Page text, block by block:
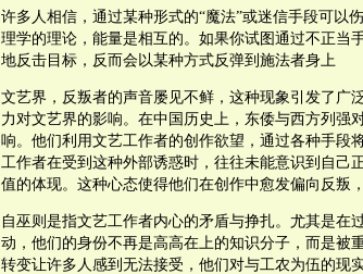
许多人相信，通过某种形式的“魔法”或迷信手段可以
理学的理论，能量是相互的。如果你试图通过不正当
地反击目标，反而会以某种方式反弹到施法者身上
文艺界，反叛者的声音屡见不鲜，这种现象引发了广
力对文艺界的影响。在中国历史上，东倭与西方列强
响。他们利用文艺工作者的创作欲望，通过各种手段
工作者在受到这种外部诱惑时，往往未能意识到自己
值的体现。这种心态使得他们在创作中愈发偏向反叛
自巫则是指文艺工作者内心的矛盾与挣扎。尤其是在
动，他们的身份不再是高高在上的知识分子，而是被
转变让许多人感到无法接受，他们对与工农为伍的现